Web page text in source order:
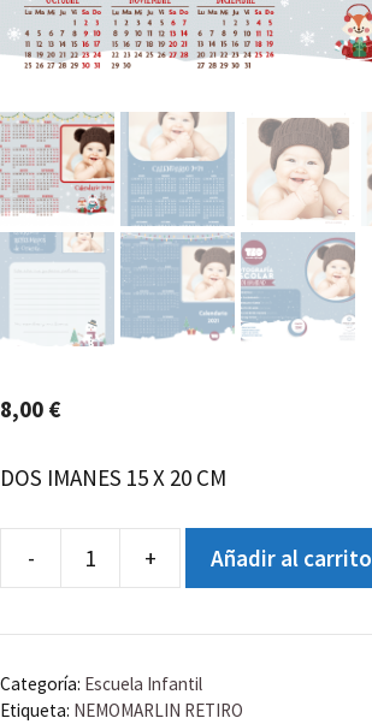
8,00 €
DOS IMANES 15 X 20 CM
-
CALENDARIO
RETIRO
cantidad
+ Añadir al carrito
Categoría: Escuela Infantil
Etiqueta: NEMOMARLIN RETIRO